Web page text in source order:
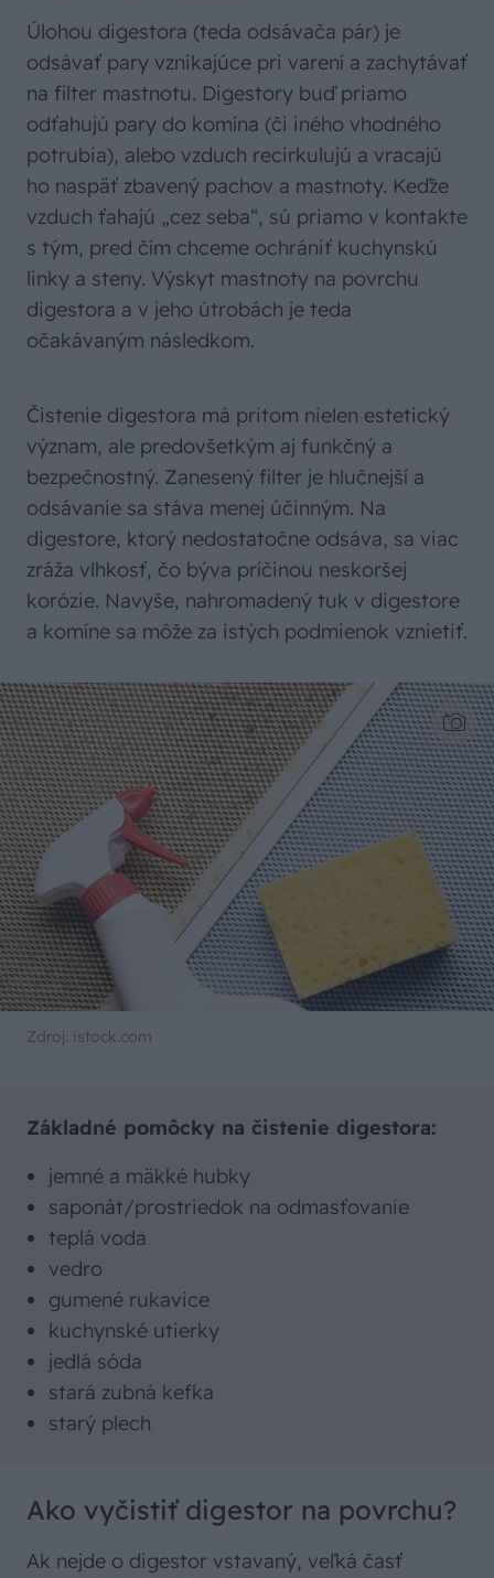
Úlohou digestora (teda odsávača pár) je
odsávať pary vznikajúce pri varení a zachytávať
na filter mastnotu. Digestory buď priamo
odťahujú pary do komína (či iného vhodného
potrubia), alebo vzduch recirkulujú a vracajú
ho naspäť zbavený pachov a mastnoty. Keďže
vzduch ťahajú „cez seba“, sú priamo v kontakte
s tým, pred čím chceme ochrániť kuchynskú
linky a steny. Výskyt mastnoty na povrchu
digestora a v jeho útrobách je teda
očakávaným následkom.
Čistenie digestora má pritom nielen estetický
význam, ale predovšetkým aj funkčný a
bezpečnostný. Zanesený filter je hlučnejší a
odsávanie sa stáva menej účinným. Na
digestore, ktorý nedostatočne odsáva, sa viac
zráža vlhkosť, čo býva príčinou neskoršej
korózie. Navyše, nahromadený tuk v digestore
a komíne sa môže za istých podmienok vznietiť.
Zdroj: istock.com
Základné pomôcky na čistenie digestora:
jemné a mäkké hubky
saponát/prostriedok na odmasťovanie
teplá voda
vedro
gumené rukavice
kuchynské utierky
jedlá sóda
stará zubná kefka
starý plech
Ako vyčistiť digestor na povrchu?
Ak nejde o digestor vstavaný, veľká časť